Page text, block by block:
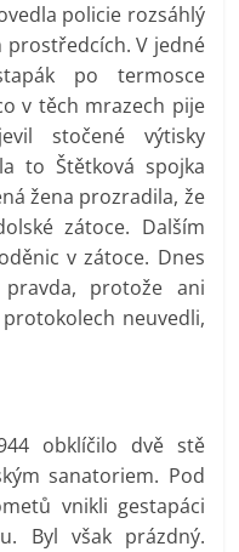
policie rozsáhlý
prostředcích. V jedné
po termosce
v těch mrazech pije
stočené výtisky
to Štětková spojka
žena prozradila, že
zátoce. Dalším
v zátoce. Dnes
protože ani
neuvedli,
obklíčilo dvě stě
sanatoriem. Pod
vnikli gestapáci
Byl však prázdný.